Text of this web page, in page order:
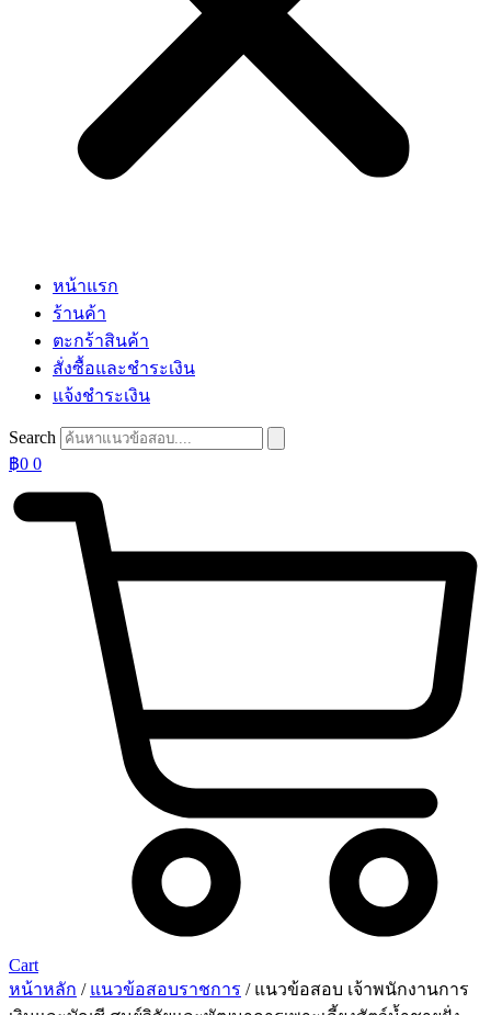
หน้าแรก
ร้านค้า
ตะกร้าสินค้า
สั่งซื้อและชำระเงิน
แจ้งชำระเงิน
Search
฿0 0
Cart
หน้าหลัก / แนวข้อสอบราชการ / แนวข้อสอบ เจ้าพนักงานการ